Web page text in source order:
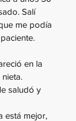
Salí
me podía
en la
saludó y
está mejor,